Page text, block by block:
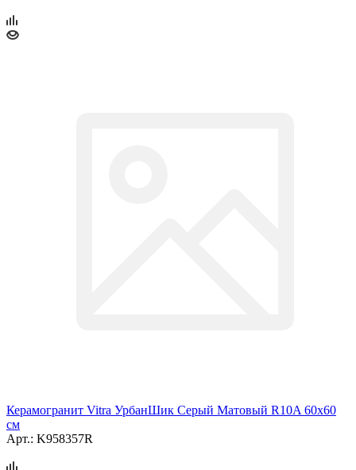
Керамогранит Vitra УрбанШик Серый Матовый R10A 60x60
см
Арт.: K958357R